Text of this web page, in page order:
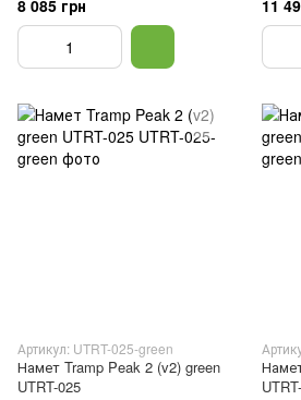
8 085 грн 11
Артикул: UTRT-025-green
Намет Tramp Peak 2 (v2) green
UTRT-025